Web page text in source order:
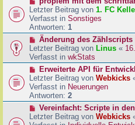
a
g
B
e
i
t
a
g
e
u
e
r
B
e
i
r
a
g
Letzter Beitrag von 1. FC
Verfasst in Sonstiges
Antworten: 1
N
e
u
e
r
B
e
i
r
Änderung des Zählscripts
Letzter Beitrag von Linus «
Verfasst in wkStats
N
e
u
e
r
B
e
Erweiterte API für
Letzter Beitrag von Webkicks
Verfasst in Neuerungen
Antworten: 2
N
e
Vereinfacht: Scripte in
Letzter Beitrag von Webkicks